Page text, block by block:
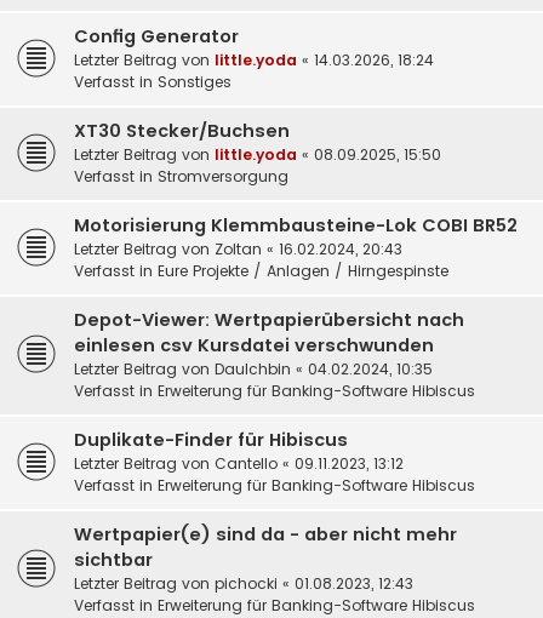
Config Generator
Letzter Beitrag von little.yoda « 14.03.2026, 18:24
Verfasst in Sonstiges
XT30 Stecker/Buchsen
Letzter Beitrag von little.yoda « 08.09.2025, 15:50
Verfasst in Stromversorgung
Motorisierung Klemmbausteine-Lok COBI BR52
Letzter Beitrag von Zoltan « 16.02.2024, 20:43
Verfasst in Eure Projekte / Anlagen / Hirngespinste
Depot-Viewer: Wertpapierübersicht nach
einlesen csv Kursdatei verschwunden
Letzter Beitrag von DauIchbin « 04.02.2024, 10:35
Verfasst in Erweiterung für Banking-Software Hibiscus
Duplikate-Finder für Hibiscus
Letzter Beitrag von Cantello « 09.11.2023, 13:12
Verfasst in Erweiterung für Banking-Software Hibiscus
Wertpapier(e) sind da - aber nicht mehr
sichtbar
Letzter Beitrag von pichocki « 01.08.2023, 12:43
Verfasst in Erweiterung für Banking-Software Hibiscus